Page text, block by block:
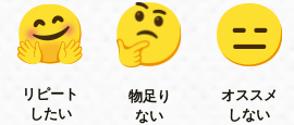
リピート
したい
物足り
ない
オススメ
しない